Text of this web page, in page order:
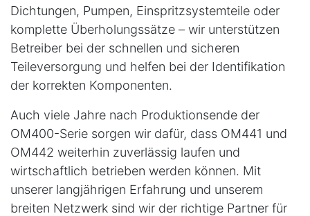
Dichtungen, Pumpen, Einspritzsystemteile oder
komplette Überholungssätze – wir unterstützen
Betreiber bei der schnellen und sicheren
Teileversorgung und helfen bei der Identifikation
der korrekten Komponenten.
Auch viele Jahre nach Produktionsende der
OM400-Serie sorgen wir dafür, dass OM441 und
OM442 weiterhin zuverlässig laufen und
wirtschaftlich betrieben werden können. Mit
unserer langjährigen Erfahrung und unserem
breiten Netzwerk sind wir der richtige Partner für